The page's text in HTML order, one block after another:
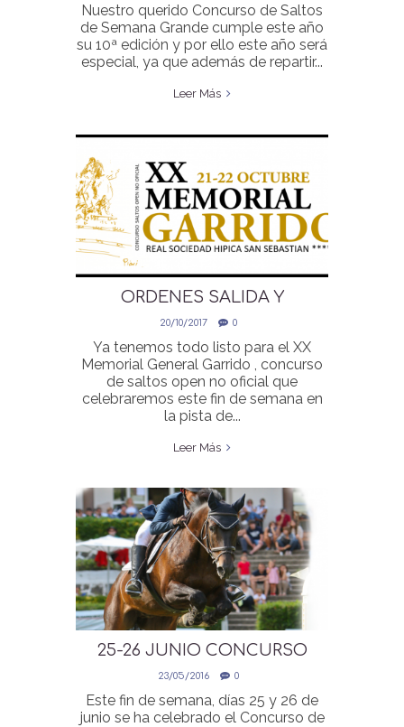
Nuestro querido Concurso de Saltos
de Semana Grande cumple este año
su 10ª edición y por ello este año será
especial, ya que además de repartir...
Leer Más
ORDENES SALIDA Y
CLASIFICACIONES ONLINE
XX MEMORIAL GENERAL
GARRIDO
20/10/2017 0
Ya tenemos todo listo para el XX
Memorial General Garrido , concurso
de saltos open no oficial que
celebraremos este fin de semana en
la pista de...
Leer Más
25-26 JUNIO CONCURSO
SALTOS PISTA HIERBA
23/05/2016 0
Este fin de semana, días 25 y 26 de
junio se ha celebrado el Concurso de